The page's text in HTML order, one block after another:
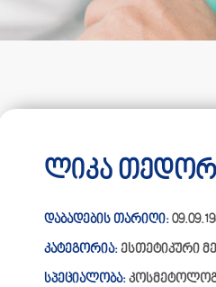
ლიკა
დაბადების თარიღი:
კატეგორია: ესთეტიკური
სპეციალობა: